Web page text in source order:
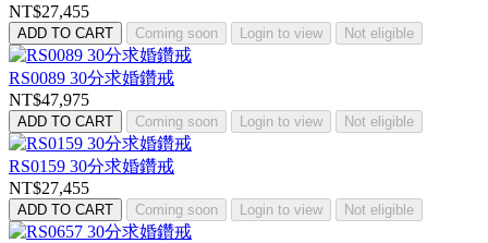
NT$27,455
ADD TO CART Coming soon Login to view Not eligible
RS0089 30分求婚鑽戒
NT$47,975
ADD TO CART Coming soon Login to view Not eligible
RS0159 30分求婚鑽戒
NT$27,455
ADD TO CART Coming soon Login to view Not eligible